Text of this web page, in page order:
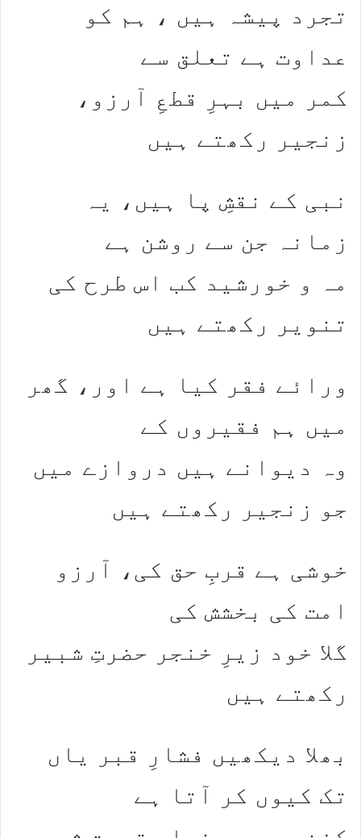
تجرد پیشہ ہیں ، ہم کو
عداوت ہے تعلق سے
کمر میں بہرِ قطعِ آرزو،
زنجیر رکھتے ہیں
نبی کے نقشِ پا ہیں، یہ
زمانہ جن سے روشن ہے
مہ و خورشید کب اس طرح کی
تنویر رکھتے ہیں
ورائے فقر کیا ہے اور، گھر
میں ہم فقیروں کے
وہ دیوانے ہیں دروازے میں
جو زنجیر رکھتے ہیں
خوشی ہے قربِ حق کی، آرزو
امت کی بخشش کی
گلا خود زیرِ خنجر حضرتِ شبیر
رکھتے ہیں
بھلا دیکھیں فشارِ قبر یاں
تک کیوں کر آتا ہے